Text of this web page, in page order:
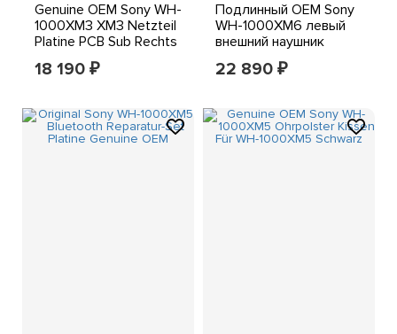
Genuine OEM Sony WH-
1000XM3 XM3 Netzteil
Platine PCB Sub Rechts
Reparatur (Grün)
18 190 ₽
Подлинный OEM Sony
WH-1000XM6 левый
внешний наушник
черный YY2984 -
часть, 1 пара
22 890 ₽